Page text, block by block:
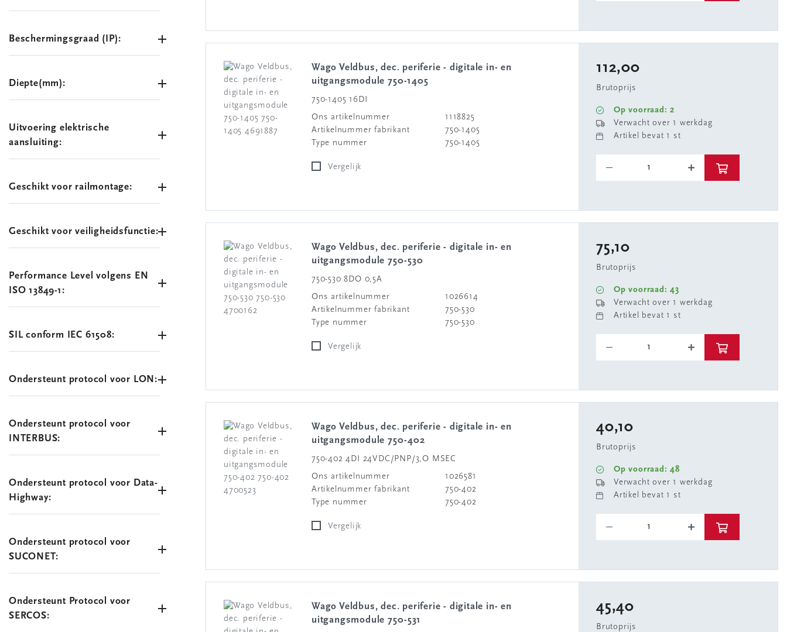
Beschermingsgraad (IP):
Diepte(mm):
Uitvoering elektrische
aansluiting:
Geschikt voor railmontage:
Geschikt voor veiligheidsfunctie:
Performance Level volgens EN
ISO 13849-1:
SIL conform IEC 61508:
Ondersteunt protocol voor LON:
Ondersteunt protocol voor
INTERBUS:
Ondersteunt protocol voor Data-
Highway:
Ondersteunt protocol voor
SUCONET:
Ondersteunt Protocol voor
SERCOS:
Wago Veldbus, dec. periferie - digitale in- en
uitgangsmodule 750-1405
750-1405 16DI
Ons artikelnummer
1118825
Artikelnummer fabrikant
750-1405
Type nummer
750-1405
Vergelijk
112,00
Brutoprijs
Op voorraad: 2
Verwacht over 1 werkdag
Artikel bevat 1 st
Wago Veldbus, dec. periferie - digitale in- en
uitgangsmodule 750-530
750-530 8DO 0,5A
Ons artikelnummer
1026614
Artikelnummer fabrikant
750-530
Type nummer
750-530
Vergelijk
75,10
Brutoprijs
Op voorraad: 43
Verwacht over 1 werkdag
Artikel bevat 1 st
Wago Veldbus, dec. periferie - digitale in- en
uitgangsmodule 750-402
750-402 4DI 24VDC/PNP/3,O MSEC
Ons artikelnummer
1026581
Artikelnummer fabrikant
750-402
Type nummer
750-402
Vergelijk
40,10
Brutoprijs
Op voorraad: 48
Verwacht over 1 werkdag
Artikel bevat 1 st
Wago Veldbus, dec. periferie - digitale in- en
uitgangsmodule 750-531
45,40
Brutoprijs